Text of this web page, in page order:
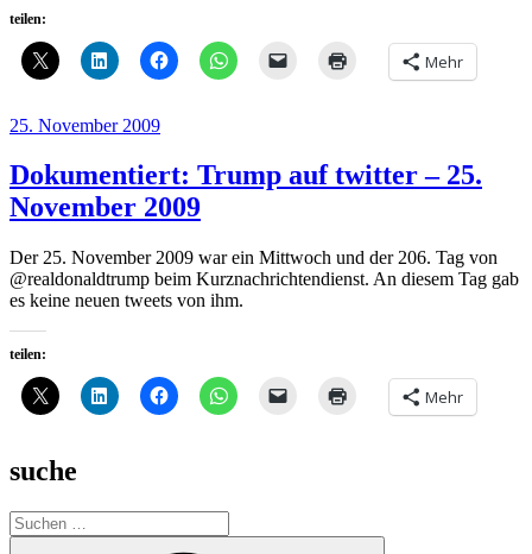
teilen:
Mehr
Veröffentlicht
25. November 2009
Dokumentiert: Trump auf twitter – 25.
November 2009
Der 25. November 2009 war ein Mittwoch und der 206. Tag von
@realdonaldtrump beim Kurznachrichtendienst. An diesem Tag gab
es keine neuen tweets von ihm.
teilen:
Mehr
suche
Suche
nach: